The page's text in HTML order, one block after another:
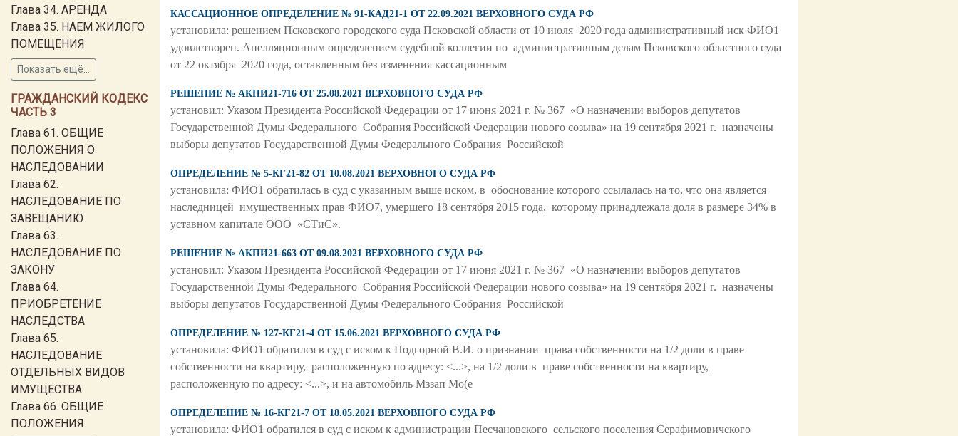
Глава 34. АРЕНДА
Глава 35. НАЕМ ЖИЛОГО
ПОМЕЩЕНИЯ
Показать ещё...
ГРАЖДАНСКИЙ КОДЕКС
ЧАСТЬ 3
Глава 61. ОБЩИЕ
ПОЛОЖЕНИЯ О
НАСЛЕДОВАНИИ
Глава 62.
НАСЛЕДОВАНИЕ ПО
ЗАВЕЩАНИЮ
Глава 63.
НАСЛЕДОВАНИЕ ПО
ЗАКОНУ
Глава 64.
ПРИОБРЕТЕНИЕ
НАСЛЕДСТВА
Глава 65.
НАСЛЕДОВАНИЕ
ОТДЕЛЬНЫХ ВИДОВ
ИМУЩЕСТВА
Глава 66. ОБЩИЕ
ПОЛОЖЕНИЯ
КАССАЦИОННОЕ ОПРЕДЕЛЕНИЕ № 91-КАД21-1 ОТ 22.09.2021 ВЕРХОВНОГО СУДА РФ
установила: решением Псковского городского суда Псковской области от 10 июля 2020 года административный иск ФИО1
удовлетворен. Апелляционным определением судебной коллегии по административным делам Псковского областного суда
от 22 октября 2020 года, оставленным без изменения кассационным
РЕШЕНИЕ № АКПИ21-716 ОТ 25.08.2021 ВЕРХОВНОГО СУДА РФ
установил: Указом Президента Российской Федерации от 17 июня 2021 г. № 367 «О назначении выборов депутатов
Государственной Думы Федерального Собрания Российской Федерации нового созыва» на 19 сентября 2021 г. назначены
выборы депутатов Государственной Думы Федерального Собрания Российской
ОПРЕДЕЛЕНИЕ № 5-КГ21-82 ОТ 10.08.2021 ВЕРХОВНОГО СУДА РФ
установила: ФИО1 обратилась в суд с указанным выше иском, в обоснование которого ссылалась на то, что она является
наследницей имущественных прав ФИО7, умершего 18 сентября 2015 года, которому принадлежала доля в размере 34% в
уставном капитале ООО «СТиС».
РЕШЕНИЕ № АКПИ21-663 ОТ 09.08.2021 ВЕРХОВНОГО СУДА РФ
установил: Указом Президента Российской Федерации от 17 июня 2021 г. № 367 «О назначении выборов депутатов
Государственной Думы Федерального Собрания Российской Федерации нового созыва» на 19 сентября 2021 г. назначены
выборы депутатов Государственной Думы Федерального Собрания Российской
ОПРЕДЕЛЕНИЕ № 127-КГ21-4 ОТ 15.06.2021 ВЕРХОВНОГО СУДА РФ
установила: ФИО1 обратился в суд с иском к Подгорной В.И. о признании права собственности на 1/2 доли в праве
собственности на квартиру, расположенную по адресу: <...>, на 1/2 доли в праве собственности на квартиру,
расположенную по адресу: <...>, и на автомобиль Мззап Мо(е
ОПРЕДЕЛЕНИЕ № 16-КГ21-7 ОТ 18.05.2021 ВЕРХОВНОГО СУДА РФ
установила: ФИО1 обратился в суд с иском к администрации Песчановского сельского поселения Серафимовичского